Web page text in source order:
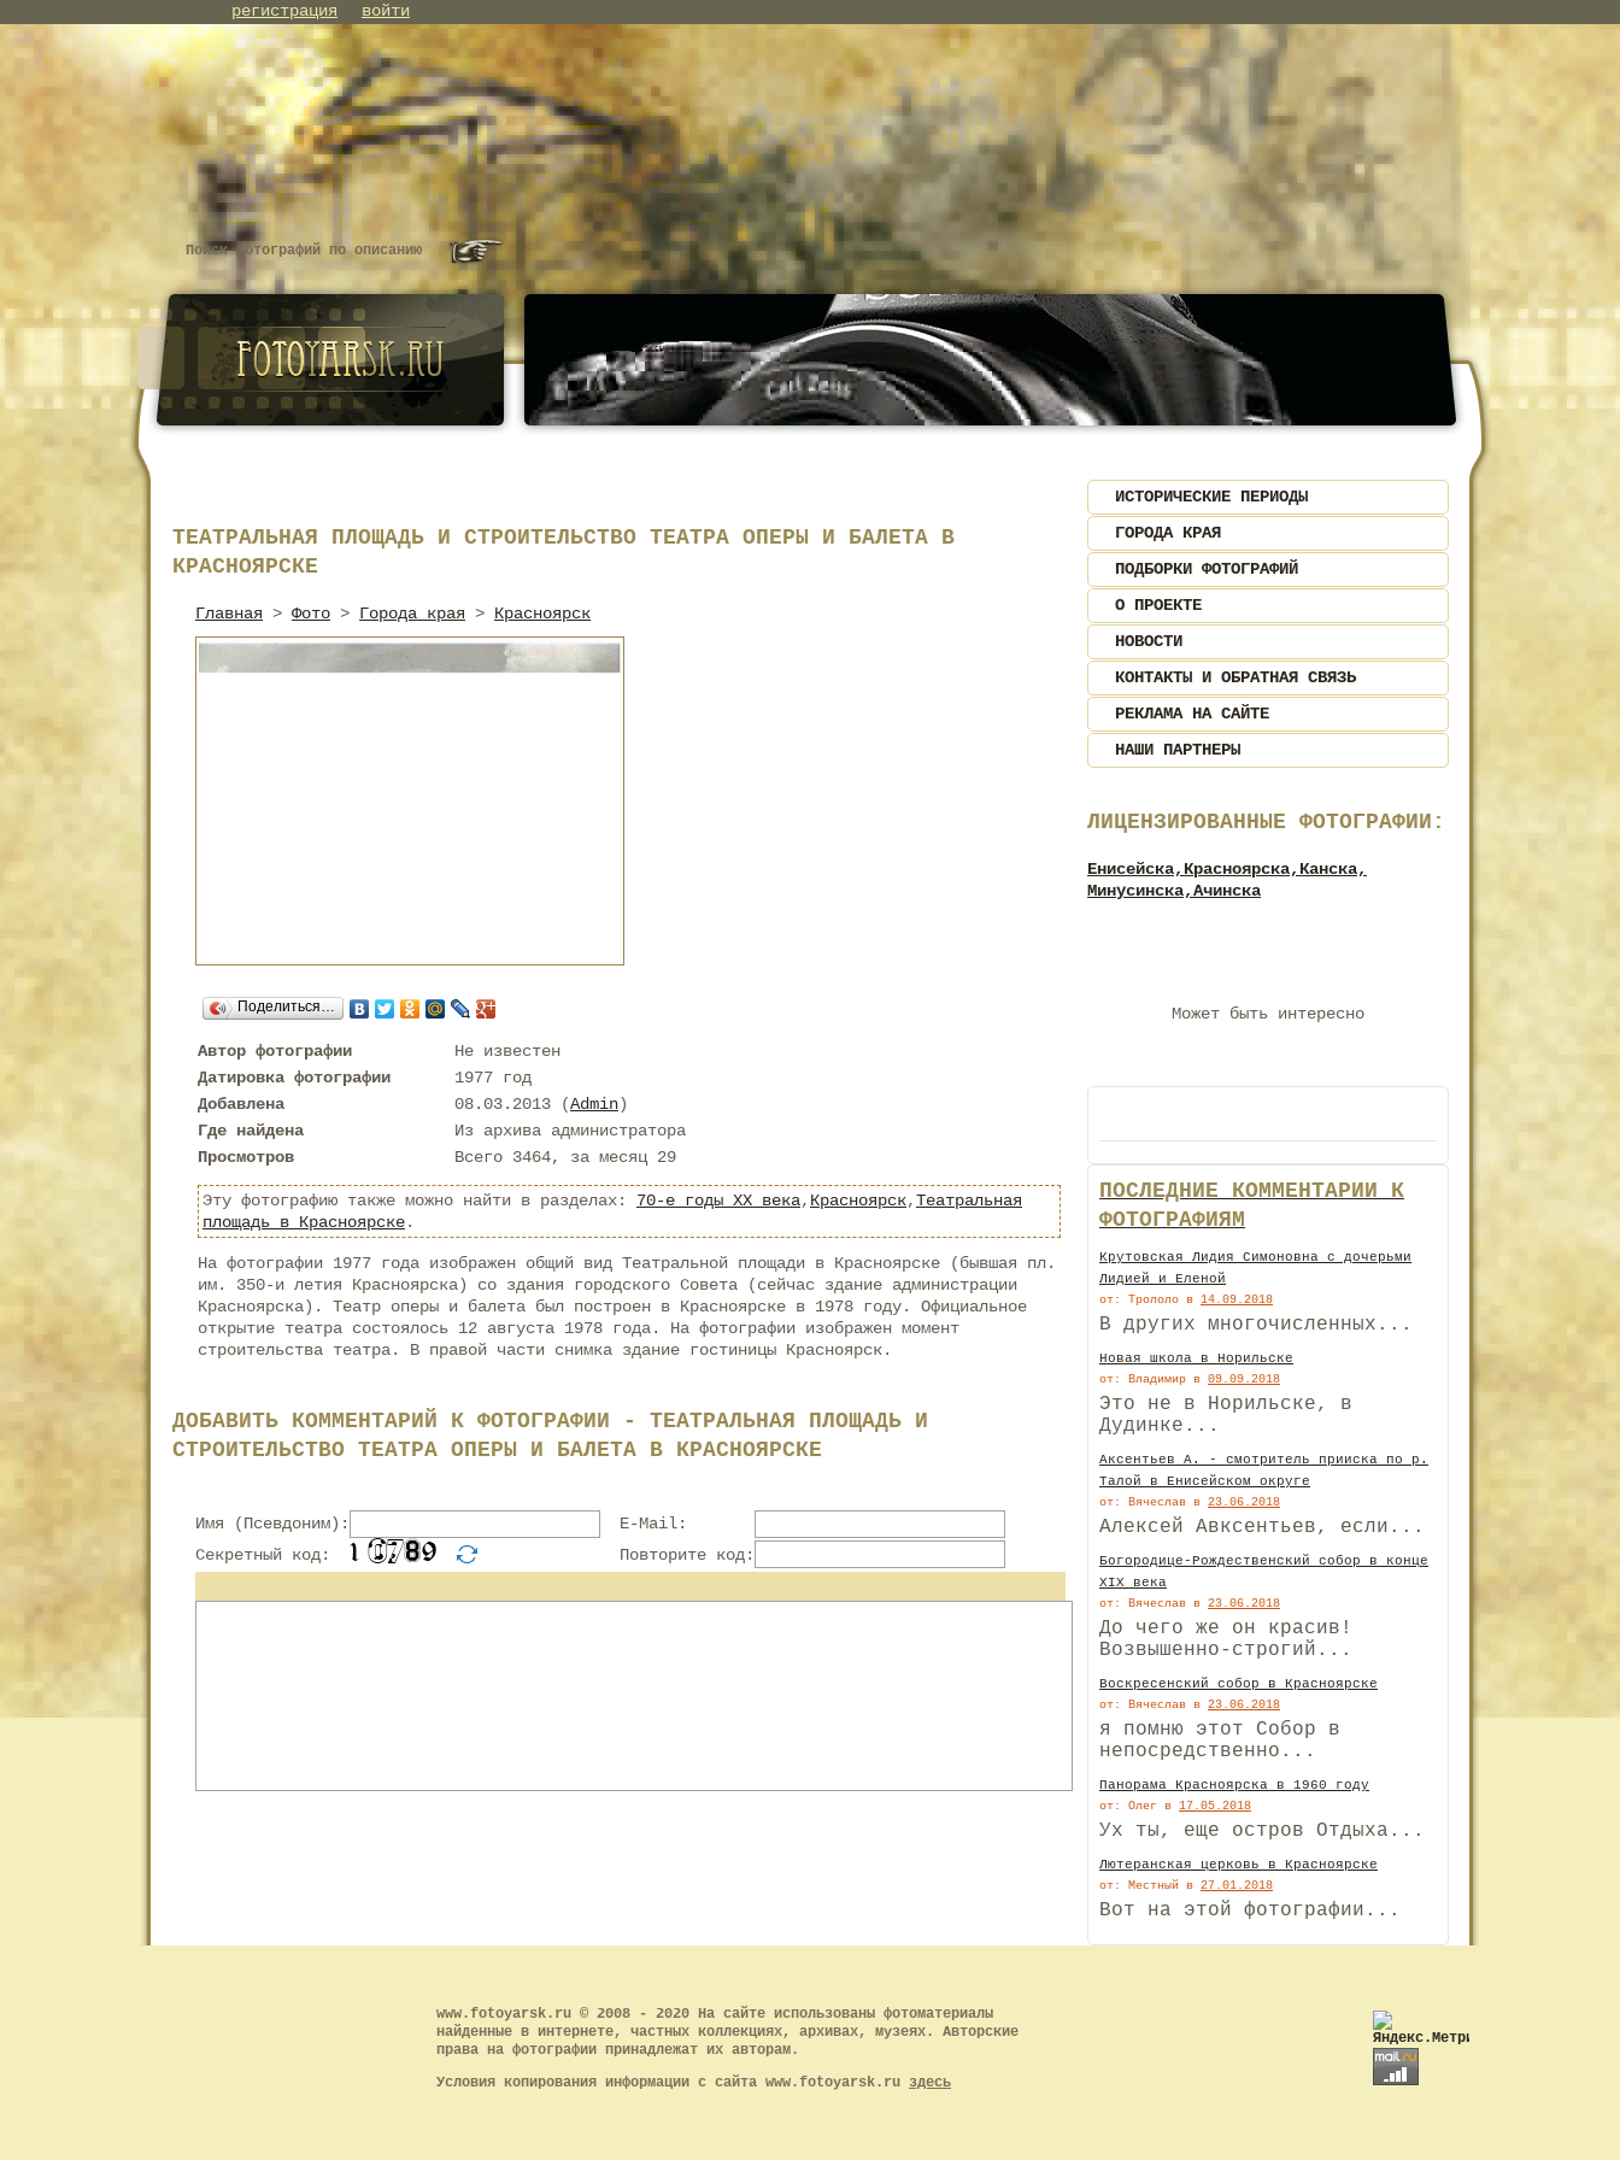
ТЕАТРАЛЬНАЯ ПЛОЩАДЬ И СТРОИТЕЛЬСТВО ТЕАТРА ОПЕРЫ И БАЛЕТА В
КРАСНОЯРСКЕ
Главная > Фото > Города края > Красноярск
Поделиться…
Автор фотографии
Не известен
Датировка фотографии
1977 год
Добавлена
08.03.2013 (Admin)
Где найдена
Из архива администратора
Просмотров
Всего 3464, за месяц 29
Эту фотографию также можно найти в разделах: 70-е годы XX века, Красноярск,Театральная
площадь в Красноярске.
На фотографии 1977 года изображен общий вид Театральной площади в Красноярске (бывшая пл.
им. 350-и летия Красноярска) со здания городского Совета (сейчас здание администрации
Красноярска). Театр оперы и балета был построен в Красноярске в 1978 году. Официальное
открытие театра состоялось 12 августа 1978 года. На фотографии изображен момент
строительства театра. В правой части снимка здание гостиницы Красноярск.
ДОБАВИТЬ КОММЕНТАРИЙ К ФОТОГРАФИИ - ТЕАТРАЛЬНАЯ ПЛОЩАДЬ И
СТРОИТЕЛЬСТВО ТЕАТРА ОПЕРЫ И БАЛЕТА В КРАСНОЯРСКЕ
Имя (Псевдоним):
E-Mail:
Секретный код:
Повторите код:
ИСТОРИЧЕСКИЕ ПЕРИОДЫ
ГОРОДА КРАЯ
ПОДБОРКИ ФОТОГРАФИЙ
О ПРОЕКТЕ
НОВОСТИ
КОНТАКТЫ И ОБРАТНАЯ СВЯЗЬ
РЕКЛАМА НА САЙТЕ
НАШИ ПАРТНЕРЫ
ЛИЦЕНЗИРОВАННЫЕ ФОТОГРАФИИ:
Енисейска, Красноярска, Канска,
Минусинска,Ачинска
Может быть интересно
ПОСЛЕДНИЕ КОММЕНТАРИИ К
ФОТОГРАФИЯМ
Крутовская Лидия Симоновна с дочерьми
Лидией и Еленой
от: Трололо в 14.09.2018
В других многочисленных...
Новая школа в Норильске
от: Владимир в 09.09.2018
Это не в Норильске, в
Дудинке...
Аксентьев А. - смотритель прииска по р.
Талой в Енисейском округе
от: Вячеслав в 23.06.2018
Алексей Авксентьев, если...
Богородице-Рождественский собор в конце
XIX века
от: Вячеслав в 23.06.2018
До чего же он красив!
Возвышенно-строгий...
Воскресенский собор в Красноярске
от: Вячеслав в 23.06.2018
я помню этот Собор в
непосредственно...
Панорама Красноярска в 1960 году
от: Олег в 17.05.2018
Ух ты, еще остров Отдыха...
Лютеранская церковь в Красноярске
от: Местный в 27.01.2018
Вот на этой фотографии...
www.fotoyarsk.ru © 2008 - 2020 На сайте использованы фотоматериалы
найденные в интернете, частных коллекциях, архивах, музеях. Авторские
права на фотографии принадлежат их авторам.
Условия копирования информации с сайта www.fotoyarsk.ru здесь
регистрация войти